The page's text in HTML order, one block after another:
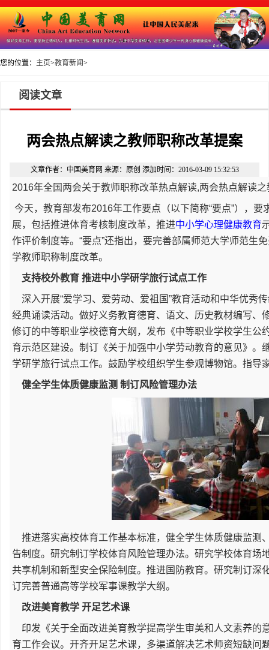
您的位置： 主页>教育新闻>
阅读文章
两会热点解读之教师职称改革提案
文章作者：中国美育网 来源：原创 添加时间：2016-03-09 15:32:53
2016年全国两会关于教师职称改革热点解读,两会热点解读
今天，教育部发布2016年工作要点（以下简称“要点”），要
展，包括推进体育考核制度改革，推进中小学心理健康教育
作评价制度等。“要点”还指出，要完善部属师范大学师范生
学教师职称制度改革。
支持校外教育 推进中小学研学旅行试点工作
深入开展“爱学习、爱劳动、爱祖国”教育活动和中华优秀
经典诵读活动。做好义务教育德育、语文、历史教材编写、
修订的中等职业学校德育大纲，发布《中等职业学校学生公
育示范区建设。制订《关于加强中小学劳动教育的意见》。
学研学旅行试点工作。鼓励学校组织学生参观博物馆。指导
健全学生体质健康监测 制订风险管理办法
推进落实高校体育工作基本标准，健全学生体质健康监测
告制度。研究制订学校体育风险管理办法。研究学校体育场
共享机制和新型安全保险制度。推进国防教育。研究制订深
订完善普通高等学校军事课教学大纲。
改进美育教学 开足艺术课
印发《关于全面改进美育教学提高学生审美和人文素养的
育工作会议。开齐开足艺术课，多渠道解决艺术师资短缺问